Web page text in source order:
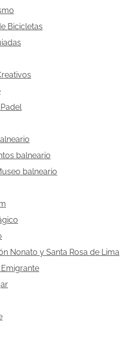
Bicicletas
balneario
balneario
Nonato y Santa Rosa de Lima